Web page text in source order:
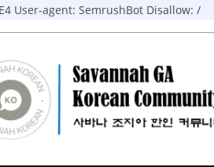
User-agent: SemrushBot Disallow: /